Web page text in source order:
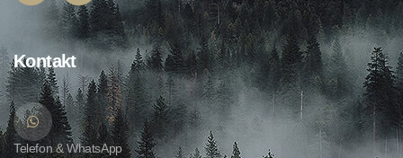
Kontakt
Telefon & WhatsApp